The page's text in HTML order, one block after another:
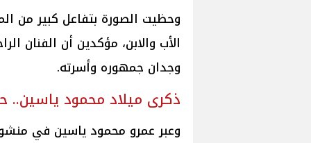
وحظيت الصورة بتفاعل كبير من
الأب والابن، مؤكدين أن الفنان
وجدان جمهوره وأسرته.
ذكرى ميلاد محمود ياسين..
وعبر عمرو محمود ياسين في